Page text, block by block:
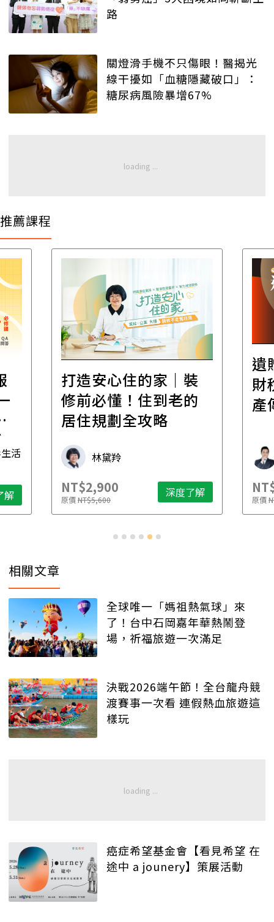
路
關燈滑手機不只傷眼！醫揭光
線干擾如「血糖隱藏破口」：
糖尿病風險暴增67%
推薦課程
活
解
打造安心住的家｜裝
修前必懂！住到老的
居住規劃全攻略
林黛羚
NT$2,900
原價NT$5,600 深度了解
遺
財
產
原價
相關文章
全球唯一「媽祖熱氣球」來
了！台中石岡嘉年華熱鬧登
場，祈福旅遊一次滿足
決戰2026端午節！全台龍舟競
渡賽事一次看 連假熱血旅遊這
樣玩
癌症希望基金會【看見希望 在
途中 a jounery】策展活動